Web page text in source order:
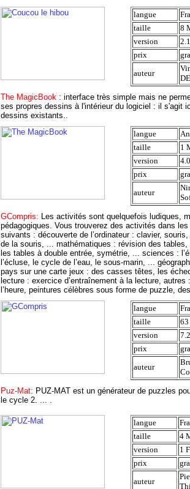
langue
taille
8
version
prix
auteur
The MagicBook : interface très simple mais ne
ses propres dessins à l'intérieur du logiciel : il s'agit
dessins existants..
langue
taille
1
version
prix
auteur
GCompris: Les activités sont quelquefois ludiques,
pédagogiques. Vous trouverez des activités dans
suivants : découverte de l’ordinateur : clavier,
de la souris, ... mathématiques : révision des tables,
les tables à double entrée, symétrie, ... sciences :
l’écluse, le cycle de l’eau, le sous-marin, ...
pays sur une carte jeux : des casses têtes, les
lecture : exercice d’entraînement à la lecture, autres
l’heure, peintures célèbres sous forme de puzzle,
langue
taille
version
prix
auteur
Puz-Mat: PUZ-MAT est un générateur de puzzles
le cycle 2. ... .
langue
taille
4
version
1
prix
auteur